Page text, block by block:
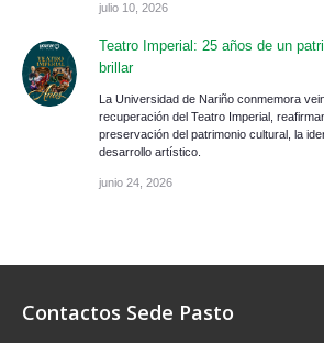
julio 10, 2026
Teatro Imperial: 25 años de un
brillar
La Universidad de Nariño conmemora
recuperación del Teatro Imperial,
preservación del patrimonio cultural, la
desarrollo artístico.
junio 24, 2026
Contactos Sede Pasto